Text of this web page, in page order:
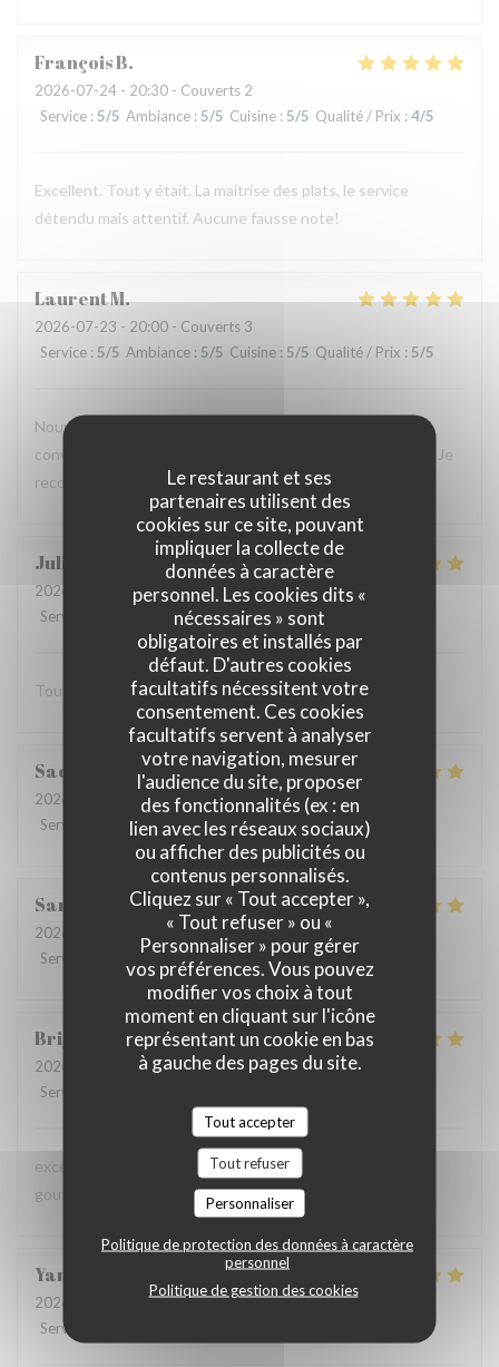
Le restaurant et ses
partenaires utilisent des
cookies sur ce site, pouvant
impliquer la collecte de
données à caractère
personnel. Les cookies dits «
nécessaires » sont
obligatoires et installés par
défaut. D'autres cookies
facultatifs nécessitent votre
consentement. Ces cookies
facultatifs servent à analyser
votre navigation, mesurer
l'audience du site, proposer
des fonctionnalités (ex : en
lien avec les réseaux sociaux)
ou afficher des publicités ou
contenus personnalisés.
Cliquez sur « Tout accepter »,
« Tout refuser » ou «
Personnaliser » pour gérer
vos préférences. Vous pouvez
modifier vos choix à tout
moment en cliquant sur l'icône
représentant un cookie en bas
à gauche des pages du site.
Tout accepter
Tout refuser
Personnaliser
Politique de protection des données à caractère
personnel
Politique de gestion des cookies
FrançoisB
2026-07-24 - 20:30 - Couverts 2
Service : 5/5 Ambiance : 5/5 Cuisine : 5/5 Qualité / Prix : 4/5
Excellent. Tout y était. La maitrise des plats, le service
détendu mais attentif. Aucune fausse note!
LaurentM
2026-07-23 - 20:00 - Couverts 3
Service : 5/5 Ambiance : 5/5 Cuisine : 5/5 Qualité / Prix : 5/5
Nouvelle expérience hier, et le résultat est toujours aussi
convaincant : plats savoureux, personnel aux petits soins. Je
recommande vivement !
Julien
2026-07-16
- 20:00 - Couverts 2
Service
Ambiance:5/5 Cuisine : 5/5 Qualité / Prix
Tout est excellent Beaucoup de goût et de saveur
Sacha
2026-07-15
- 13:00 - Couverts 3
Service
Ambiance: 5/5 Cuisine: 5/5 Qualité / Prix
Sandrine D
2026-07-09
- 12:30 - Couverts 6
Service
Ambiance:5/5 Cuisine: 5/5 Qualité / Prix
Brigitte
2026-07-08
- 12:45 - Couverts 3
Service
excellente présentation dans les assiettes et saveur très
gouteuses pour les papilles
Yannick
2026-07-02
- 20:15 - Couverts 6
Service
/5